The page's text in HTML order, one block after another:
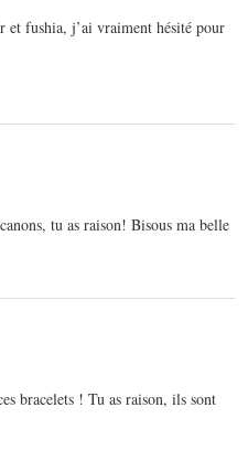
et fushia, j’ai vraiment hésité pour
tu as raison! Bisous ma belle
bracelets ! Tu as raison, ils sont